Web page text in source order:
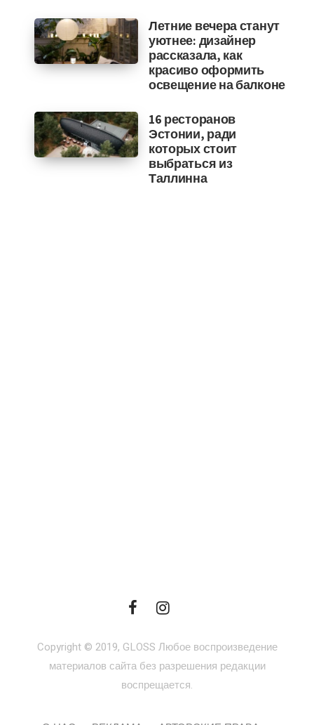
Летние вечера станут
уютнее: дизайнер
рассказала, как
красиво оформить
освещение на балконе
16 ресторанов
Эстонии, ради
которых стоит
выбраться из
Таллинна
Copyright © 2019, GLOSS Любое воспроизведение
материалов сайта без разрешения редакции
воспрещается.